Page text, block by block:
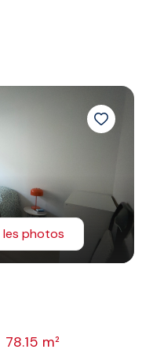
photos
78.15 m²